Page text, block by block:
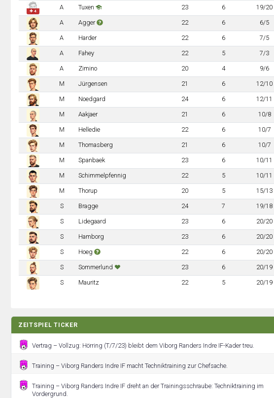
✚ 4
A Tuxen 23 6 19/20
A Agger 22 6 6/5
A Harder 22 6 7/5
A Fahey 22 5 7/3
A Zimino 20 4 9/6
M Jürgensen 21 6 12/10
M Noedgard 24 6 12/11
M Aakjaer 21 6 10/8
M Helledie 22 6 10/7
M Thomasberg 21 6 10/7
M Spanbaek 23 6 10/11
M Schimmelpfennig 22 5 10/11
M Thorup 20 5 15/13
S Bragge 24 7 19/18
S Lidegaard 23 6 20/20
S Hamborg 23 6 20/20
S Hoeg 22 6 20/20
S Sommerlund 23 6 20/19
S Mauritz 22 5 20/19
ZEITSPIEL TICKER
Vertrag – Vollzug: Hörring (T/7/23) bleibt dem Viborg Randers Indre IF-Kader treu.
Training – Viborg Randers Indre IF macht Techniktraining zur Chefsache.
Training – Viborg Randers Indre IF dreht an der Trainingsschraube: Techniktraining im
Vordergrund.